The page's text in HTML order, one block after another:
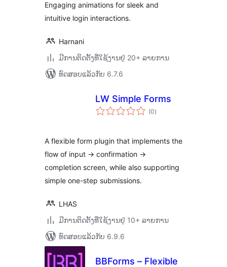
Engaging animations for sleek and
intuitive login interactions.
Harnani
ມີການຕິດຕັ້ງທີ່ໃຊ້ງານຢູ່ 20+ ລາຍການ
ທົດສອບແລ້ວກັບ 6.7.6
LW Simple Forms
(0ຄະແນນ
ທັງໝົດ
)
A flexible form plugin that implements the
flow of input → confirmation →
completion screen, while also supporting
simple one-step submissions.
LHAS
ມີການຕິດຕັ້ງທີ່ໃຊ້ງານຢູ່ 10+ ລາຍການ
ທົດສອບແລ້ວກັບ 6.9.6
BBForms – Flexible